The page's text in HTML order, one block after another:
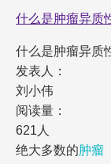
什么是肿瘤异质
什么是肿瘤异质
发表人：
刘小伟
阅读量：
621人
绝大多数的肿瘤